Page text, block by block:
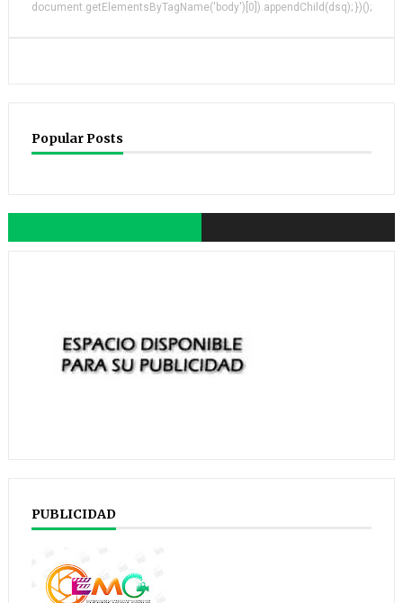
document.getElementsByTagName('body')[0]).appendChild(dsq); })();
Popular Posts
PUBLICIDAD